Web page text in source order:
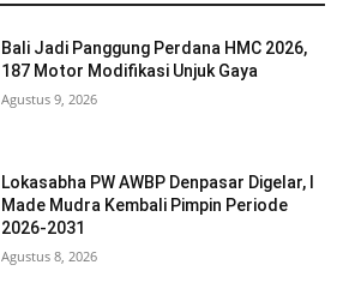
Bali Jadi Panggung Perdana HMC 2026,
187 Motor Modifikasi Unjuk Gaya
Agustus 9, 2026
Lokasabha PW AWBP Denpasar Digelar, I
Made Mudra Kembali Pimpin Periode
2026-2031
Agustus 8, 2026